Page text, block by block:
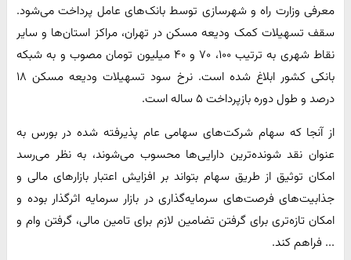
معرفی وزارت راه و شهرسازی توسط بانک‌های عامل پرداخت می‌شود.
سقف تسهیلات کمک ودیعه مسکن در تهران، مراکز استان‌ها و سایر
نقاط شهری به ترتیب ۱۰۰، ۷۰ و ۴۰ میلیون تومان مصوب و به شبکه
بانکی کشور ابلاغ شده است. نرخ سود تسهیلات ودیعه مسکن ۱۸
درصد و طول دوره بازپرداخت ۵ ساله است.
از آنجا که سهام شرکت‌های سهامی عام پذیرفته شده در بورس به
عنوان نقد شونده‌ترین دارایی‌ها محسوب می‌شوند، به نظر می‌رسد
امکان توثیق از طریق سهام بتواند بر افزایش اعتبار بازارهای مالی و
جذابیت‌های فرصت‌های سرمایه‌گذاری در بازار سرمایه اثرگذار بوده و
امکان تازه‌تری برای گرفتن تضامین لازم برای تامین مالی، گرفتن وام و
... فراهم کند.